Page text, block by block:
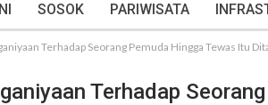
SOSOK PARIWISATA
Terhadap Seorang Pemuda Hingga Tewas Itu
Terhadap